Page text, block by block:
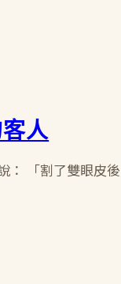
人
： 「割了雙眼皮